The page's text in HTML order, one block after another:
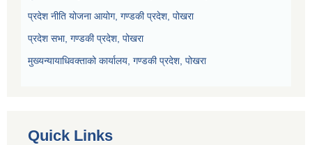
प्रदेश नीति योजना आयोग, गण्डकी प्रदेश, पोखरा
प्रदेश सभा, गण्डकी प्रदेश, पोखरा
मुख्यन्यायाधिवक्ताको कार्यालय, गण्डकी प्रदेश, पोखरा
Quick Links